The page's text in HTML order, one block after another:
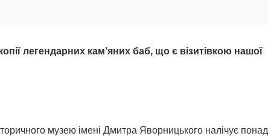
легендарних кам’яних баб, що є візитівкою нашої
музею імені Дмитра Яворницького налічує понад